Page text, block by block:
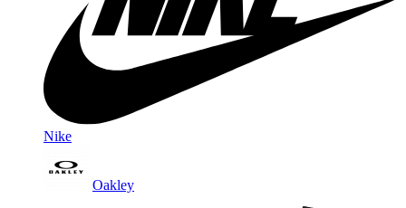
Nike
Oakley